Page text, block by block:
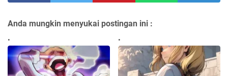
Anda mungkin menyukai postingan ini :